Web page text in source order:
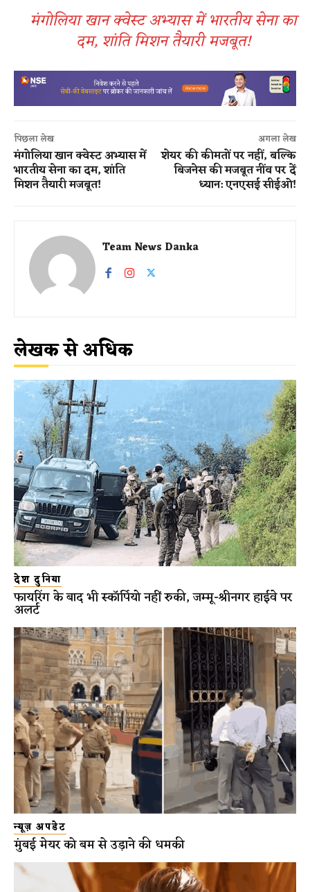
मंगोलिया खान क्वेस्ट अभ्यास में भारतीय सेना का
दम, शांति मिशन तैयारी मजबूत!
पिछला लेख
मंगोलिया खान क्वेस्ट अभ्यास में
भारतीय सेना का दम, शांति
मिशन तैयारी मजबूत!
अगला लेख
शेयर की कीमतों पर नहीं, बल्कि
बिजनेस की मजबूत नींव पर दें
ध्यान: एनएसई सीईओ!
Team News Danka
लेखक से अधिक
देश दुनिया
फायरिंग के बाद भी स्कॉर्पियो नहीं रुकी, जम्मू-श्रीनगर हाईवे पर
अलर्ट
न्यूज़ अपडेट
मुंबई मेयर को बम से उड़ाने की धमकी